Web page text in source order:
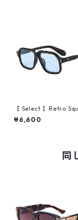
【 Select 】Retro
g Flame Sunglasses (Black/
Blue）
¥6,600
同